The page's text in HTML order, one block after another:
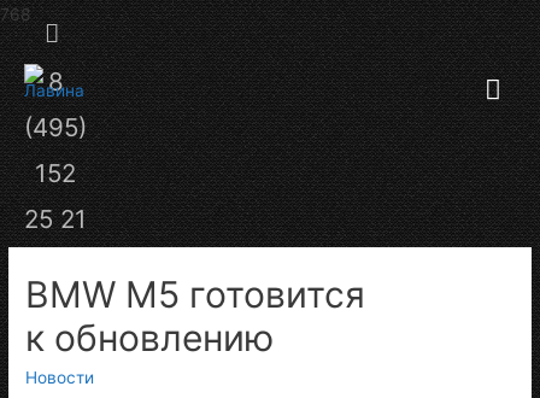
Секция
над
шапкой
8
(495)
152
25 21
BMW M5 готовится
к обновлению
Новости